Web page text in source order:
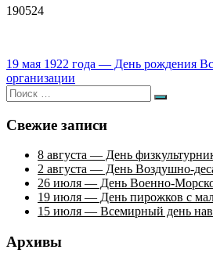
190524
Навигация
по
записям
19 мая 1922 года — День рождения
организации
Искать:
Поиск
Свежие записи
8 августа — День
2 августа — День Воздушно-
26 июля — День Военно-
19 июля — День пирожков с
15 июля — Всемирный день
Архивы